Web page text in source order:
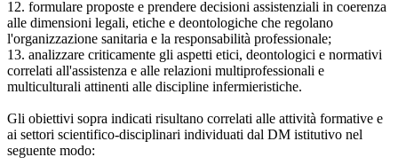
12. formulare proposte e prendere decisioni assistenziali in coerenza
alle dimensioni legali, etiche e deontologiche che regolano
l'organizzazione sanitaria e la responsabilità professionale;
13. analizzare criticamente gli aspetti etici, deontologici e normativi
correlati all'assistenza e alle relazioni multiprofessionali e
multiculturali attinenti alle discipline infermieristiche.
Gli obiettivi sopra indicati risultano correlati alle attività formative e
ai settori scientifico-disciplinari individuati dal DM istitutivo nel
seguente modo: